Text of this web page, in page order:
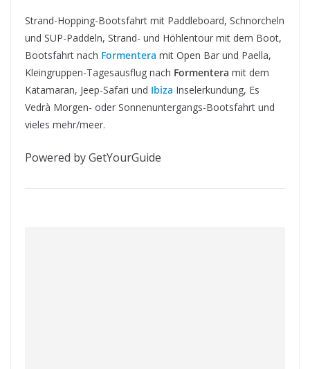
Strand-Hopping-Bootsfahrt mit Paddleboard, Schnorcheln
und SUP-Paddeln, Strand- und Höhlentour mit dem Boot,
Bootsfahrt nach Formentera mit Open Bar und Paella,
Kleingruppen-Tagesausflug nach Formentera mit dem
Katamaran, Jeep-Safari und Ibiza Inselerkundung, Es
Vedrà Morgen- oder Sonnenuntergangs-Bootsfahrt und
vieles mehr/meer.
Powered by GetYourGuide